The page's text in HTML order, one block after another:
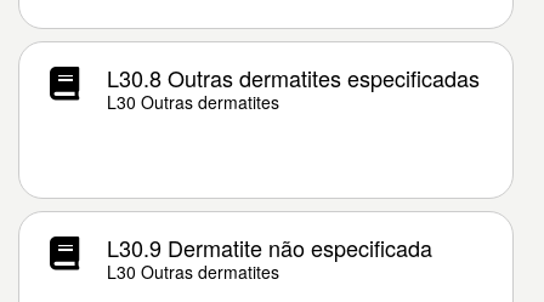
L30.8 Outras dermatites especificadas
L30 Outras dermatites
L30.9 Dermatite não especificada
L30 Outras dermatites